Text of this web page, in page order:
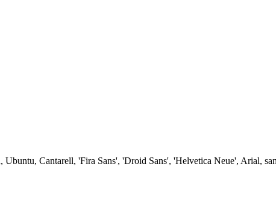
Cantarell, 'Fira Sans', 'Droid Sans', 'Helvetica Neue', Arial,